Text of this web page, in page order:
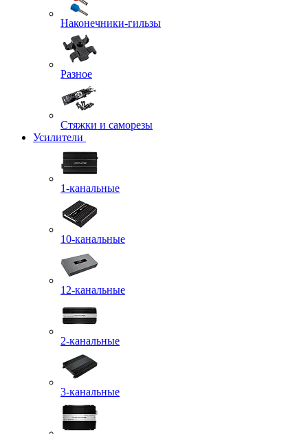
Наконечники-гильзы
Разное
Стяжки и саморезы
Усилители
1-канальные
10-канальные
12-канальные
2-канальные
3-канальные